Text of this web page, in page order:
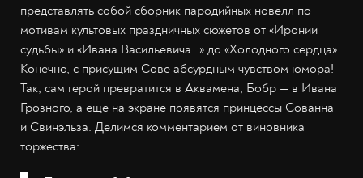
представлять собой сборник пародийных новелл по
мотивам культовых праздничных сюжетов от «Иронии
судьбы» и «Ивана Васильевича…» до «Холодного сердца».
Конечно, с присущим Сове абсурдным чувством юмора!
Так, сам герой превратится в Аквамена, Бобр — в Ивана
Грозного, а ещё на экране появятся принцессы Сованна
и Свинэльза. Делимся комментарием от виновника
торжества: